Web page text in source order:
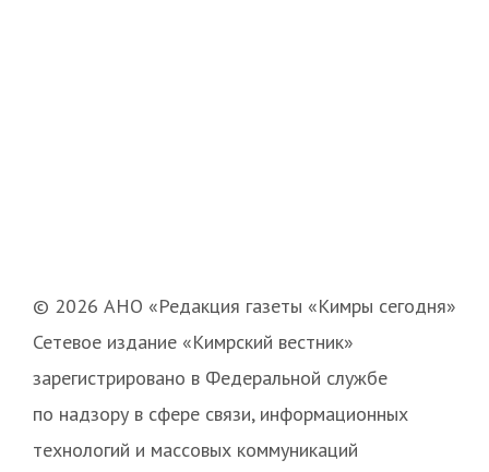
© 2026 АНО «Редакция газеты «Кимры сегодня»
Сетевое издание «Кимрский вестник»
зарегистрировано в Федеральной службе
по надзору в сфере связи, информационных
технологий и массовых коммуникаций